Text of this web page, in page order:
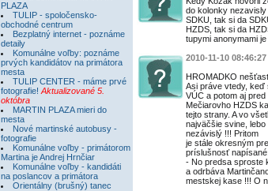
PLAZA
TULIP - spoločensko-
obchodné centrum
Bezplatný internet - poznáme
detaily
Komunálne voľby: poznáme
prvých kandidátov na primátora
mesta
TULIP CENTER - máme prvé
fotografie! Aktualizované 5.
októbra
MARTIN PLAZA mieri do
mesta
Nové martinské autobusy -
fotografie
Komunálne voľby - primátorom
Martina je Andrej Hrnčiar
Komunálne voľby - kandidáti
na poslancov a primátora
Orientálny (brušný) tanec
do kolonky nezavisly
SDKU, tak si da
HZDS, tak si da
tupymi anonymami
2010-11-10 08:46:27
HROMADKO
Asi práve vtedy, keď
VÚC a potom aj
Mečiarovho HZDS
tejto strany. A vo
najväčšie svine,
nezávislý !!! Pritom
je stále okresným
príslušnosť
- No predsa sproste
a odrbáva
mestskej kase !!! O